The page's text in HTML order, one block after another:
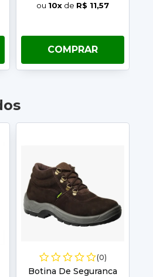
ou 10x de R$ 11,57
COMPRAR
(0)
Botina De Seguranca